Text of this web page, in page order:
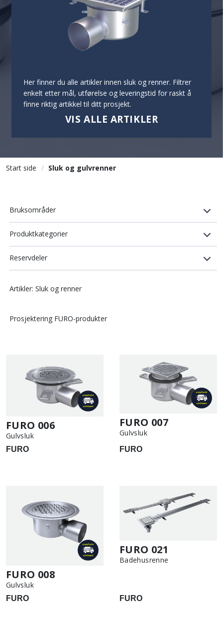
Start side Sluk og gulvrenner
Her finner du alle artikler innen sluk og renner. Filtrer
enkelt etter mål, utførelse og leveringstid for raskt å
finne riktig artikkel til ditt prosjekt.
VIS ALLE ARTIKLER
Bruksområder
Produktkategorier
Reservdeler
Artikler: Sluk og renner
Prosjektering FURO-produkter
FURO 006
Gulvsluk
FURO
FURO 007
Gulvsluk
FURO
FURO 008
Gulvsluk
FURO
FURO 021
Badehusrenne
FURO